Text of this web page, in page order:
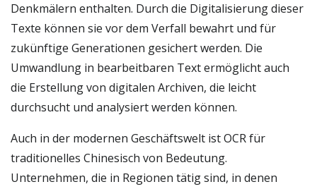
Denkmälern enthalten. Durch die Digitalisierung dieser
Texte können sie vor dem Verfall bewahrt und für
zukünftige Generationen gesichert werden. Die
Umwandlung in bearbeitbaren Text ermöglicht auch
die Erstellung von digitalen Archiven, die leicht
durchsucht und analysiert werden können.
Auch in der modernen Geschäftswelt ist OCR für
traditionelles Chinesisch von Bedeutung.
Unternehmen, die in Regionen tätig sind, in denen